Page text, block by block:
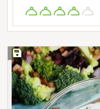
Save Recipe